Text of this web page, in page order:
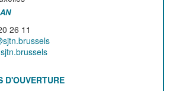
26 11
D'OUVERTURE